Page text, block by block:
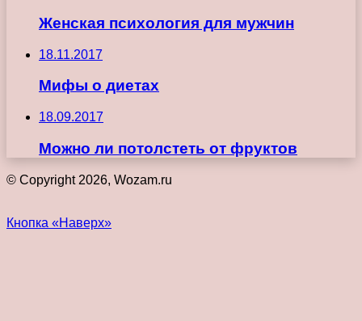
Женская психология для мужчин
18.11.2017
Мифы о диетах
18.09.2017
Можно ли потолстеть от фруктов
© Copyright 2026, Wozam.ru
Кнопка «Наверх»